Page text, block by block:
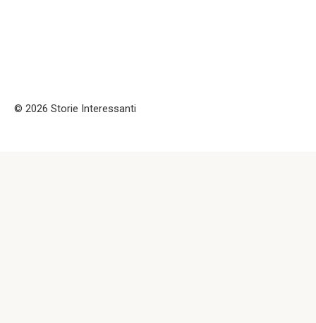
© 2026 Storie Interessanti